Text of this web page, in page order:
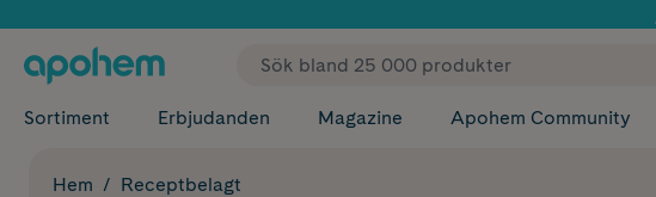
✓ Fri frakt
Sortiment Erbjudanden Magazine Apohem Community
Hem Receptbelagt